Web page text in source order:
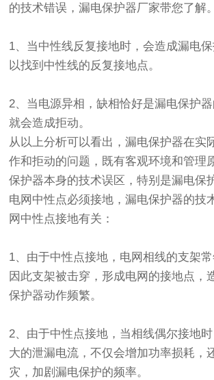
的技术错误，漏电保护器厂家带您了解。
1、当中性线反复接地时，会造成漏电
以找到中性线的反复接地点。
2、当电源异相，缺相恰好是漏电保护器
就会造成拒动。
从以上分析可以看出，漏电保护器在实
作和拒动的问题，既有客观环境和管理
保护器本身的技术误区，特别是漏电保
电网中性点必须接地，漏电保护器的技
网中性点接地有关：
1、由于中性点接地，电网相线的支架常
因此支架被击穿，形成电网的接地点，
保护器动作频繁。
2、由于中性点接地，当相线偶尔接地
大的泄漏电流，不仅会增加功率损耗，
灾，加剧漏电保护的频率。